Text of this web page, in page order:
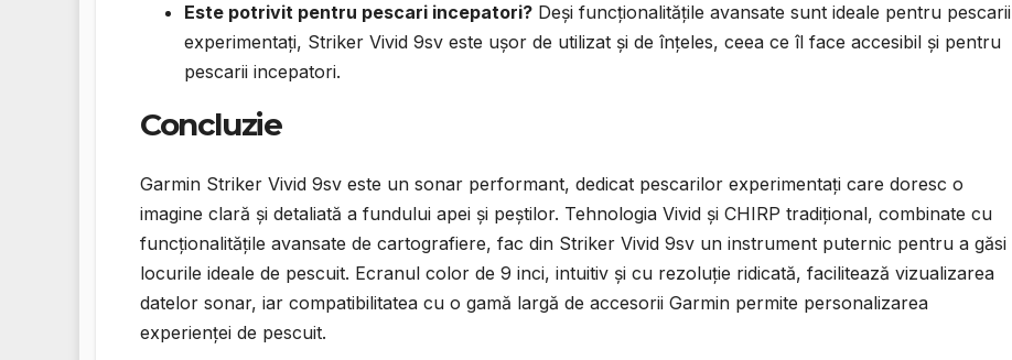
Este potrivit pentru pescari incepatori? Deși funcționalitățile avansate sunt ideale pentru pescarii
experimentați, Striker Vivid 9sv este ușor de utilizat și de înțeles, ceea ce îl face accesibil și pentru
pescarii incepatori.
Concluzie
Garmin Striker Vivid 9sv este un sonar performant, dedicat pescarilor experimentați care doresc o
imagine clară și detaliată a fundului apei și peștilor. Tehnologia Vivid și CHIRP tradițional, combinate cu
funcționalitățile avansate de cartografiere, fac din Striker Vivid 9sv un instrument puternic pentru a găsi
locurile ideale de pescuit. Ecranul color de 9 inci, intuitiv și cu rezoluție ridicată, facilitează vizualizarea
datelor sonar, iar compatibilitatea cu o gamă largă de accesorii Garmin permite personalizarea
experienței de pescuit.